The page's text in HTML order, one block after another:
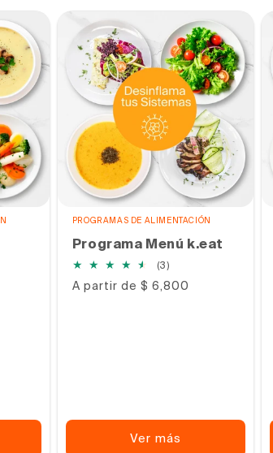
PROGRAMAS DE ALIMENTACIÓN
Programa Menú k.eat
(3)3
totales
Precio
A partir de $ 6,800
Ver más